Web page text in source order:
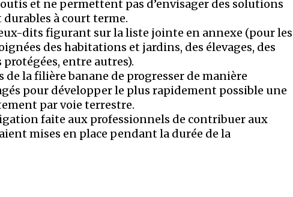
et ne permettent pas d’envisager des solutions
à court terme.
dits figurant sur la liste jointe en annexe (pour les
des habitations et jardins, des élevages, des
protégées, entre autres).
la filière banane de progresser de manière
pour développer le plus rapidement possible une
par voie terrestre.
faite aux professionnels de contribuer aux
mises en place pendant la durée de la